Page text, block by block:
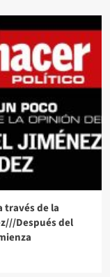
través de la
Después del